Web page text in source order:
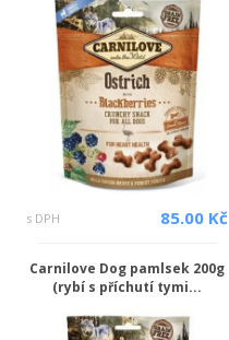
s DPH 85.00 Kč
Carnilove Dog pamlsek 200g
(rybí s příchutí tymi...